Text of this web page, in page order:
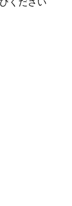
ください